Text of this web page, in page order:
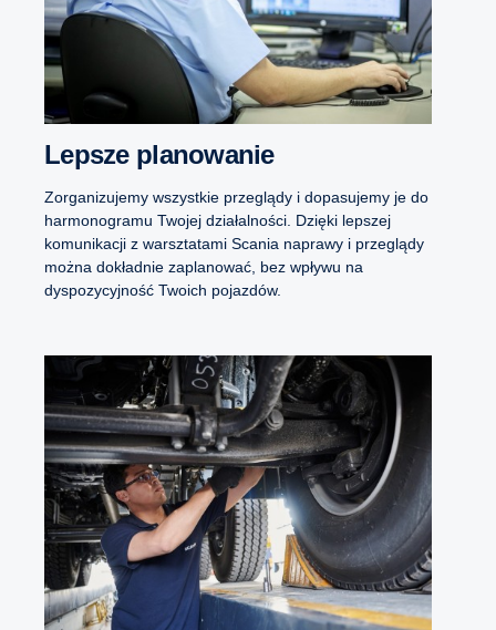
Lepsze planowanie
Zorganizujemy wszystkie przeglądy i dopasujemy je do
harmonogramu Twojej działalności. Dzięki lepszej
komunikacji z warsztatami Scania naprawy i przeglądy
można dokładnie zaplanować, bez wpływu na
dyspozycyjność Twoich pojazdów.